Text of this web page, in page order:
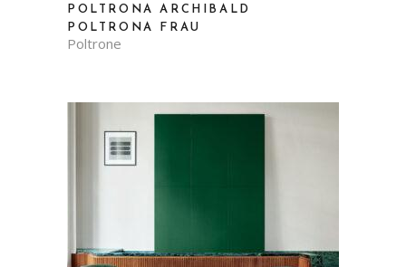
POLTRONA ARCHIBALD
POLTRONA FRAU
Poltrone